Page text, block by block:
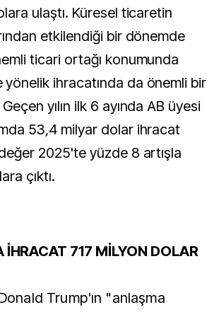
ulaştı. Küresel ticaretin
etkilendiği bir dönemde
ticari ortağı konumunda
yönelik ihracatında da önemli bir
yılın ilk 6 ayında AB üyesi
53,4 milyar dolar ihracat
değer 2025'te yüzde 8 artışla
çıktı.
717 MİLYON DOLAR
Trump'ın "anlaşma